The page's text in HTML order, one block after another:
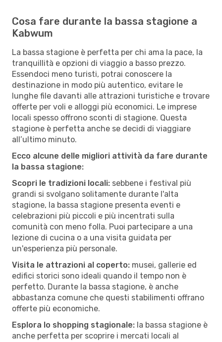
Cosa fare durante la bassa stagione a
Kabwum
La bassa stagione è perfetta per chi ama la pace, la
tranquillità e opzioni di viaggio a basso prezzo.
Essendoci meno turisti, potrai conoscere la
destinazione in modo più autentico, evitare le
lunghe file davanti alle attrazioni turistiche e trovare
offerte per voli e alloggi più economici. Le imprese
locali spesso offrono sconti di stagione. Questa
stagione è perfetta anche se decidi di viaggiare
all’ultimo minuto.
Ecco alcune delle migliori attività da fare durante
la bassa stagione:
Scopri le tradizioni locali: sebbene i festival più
grandi si svolgano solitamente durante l'alta
stagione, la bassa stagione presenta eventi e
celebrazioni più piccoli e più incentrati sulla
comunità con meno folla. Puoi partecipare a una
lezione di cucina o a una visita guidata per
un'esperienza più personale.
Visita le attrazioni al coperto: musei, gallerie ed
edifici storici sono ideali quando il tempo non è
perfetto. Durante la bassa stagione, è anche
abbastanza comune che questi stabilimenti offrano
offerte più economiche.
Esplora lo shopping stagionale: la bassa stagione è
anche perfetta per scoprire i mercati locali al